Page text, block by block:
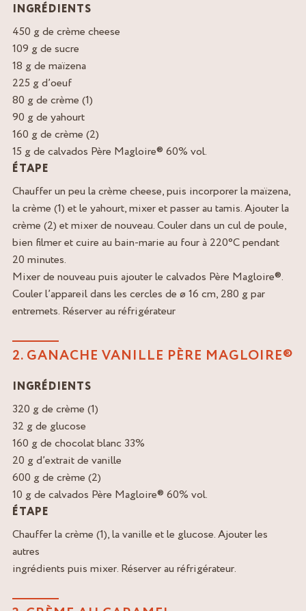
INGRÉDIENTS
450 g de crème cheese
109 g de sucre
18 g de maïzena
225 g d’oeuf
80 g de crème (1)
90 g de yahourt
160 g de crème (2)
15 g de calvados Père Magloire® 60% vol.
ÉTAPE
Chauffer un peu la crème cheese, puis incorporer la maïzena,
la crème (1) et le yahourt, mixer et passer au tamis. Ajouter la
crème (2) et mixer de nouveau. Couler dans un cul de poule,
bien filmer et cuire au bain-marie au four à 220°C pendant
20 minutes.
Mixer de nouveau puis ajouter le calvados Père Magloire®.
Couler l’appareil dans les cercles de ø 16 cm, 280 g par
entremets. Réserver au réfrigérateur
2. GANACHE VANILLE PÈRE MAGLOIRE®
INGRÉDIENTS
320 g de crème (1)
32 g de glucose
160 g de chocolat blanc 33%
20 g d’extrait de vanille
600 g de crème (2)
10 g de calvados Père Magloire® 60% vol.
ÉTAPE
Chauffer la crème (1), la vanille et le glucose. Ajouter les
autres
ingrédients puis mixer. Réserver au réfrigérateur.